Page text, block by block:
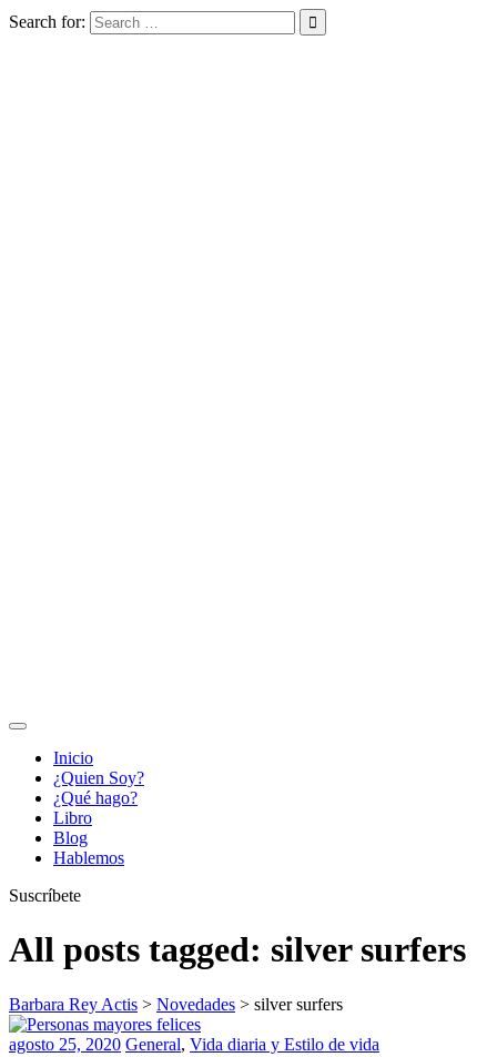
Search for:
Inicio
¿Quien Soy?
¿Qué hago?
Libro
Blog
Hablemos
Suscríbete
All posts tagged: silver surfers
Barbara Rey Actis > Novedades > silver surfers
agosto 25, 2020 General, Vida diaria y Estilo de vida